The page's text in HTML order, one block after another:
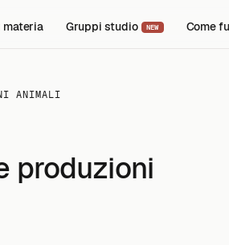
materia Gruppi studio NEW Come
ANIMALI
produzioni